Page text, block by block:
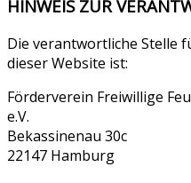
HINWEIS ZUR
Die verantwortliche Stelle
dieser Website ist:
Förderverein Freiwillige
e.V.
Bekassinenau 30c
22147 Hamburg